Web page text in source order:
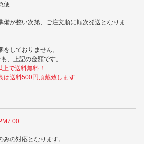
便
備が整い次第、ご注文順に順次発送となりま
しておりません。
、上記の金額です。
で送料無料！
送料500円頂戴致します
の対応となります。